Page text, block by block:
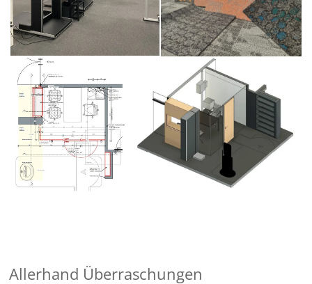
Allerhand Überraschungen